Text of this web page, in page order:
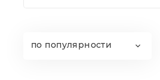
по популярности